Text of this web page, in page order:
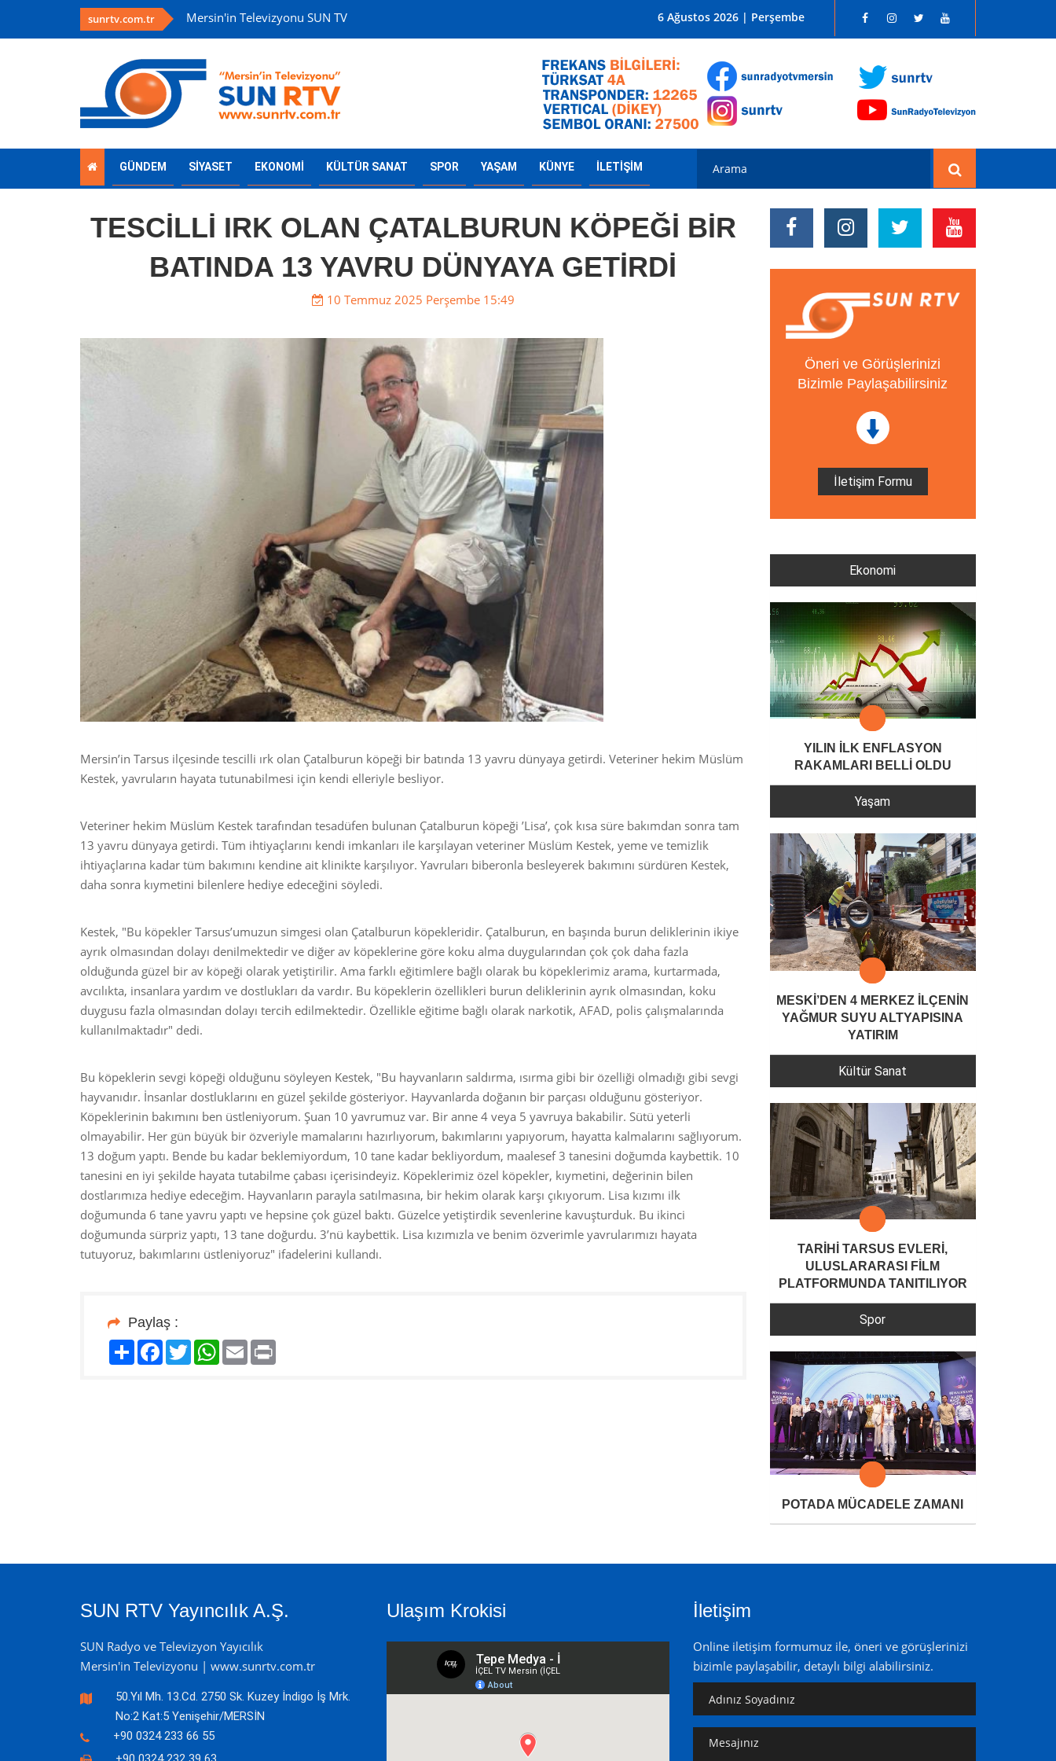
sunrtv.com.tr Mersin'in Televizyonu SUN TV Mersin'in Radyosu SUN RADYO FM 96.1
6 Ağustos 2026 | Perşembe
GÜNDEM SİYASET EKONOMİ KÜLTÜR SANAT SPOR YAŞAM KÜNYE İLETİŞİM
TESCİLLİ IRK OLAN ÇATALBURUN KÖPEĞİ BİR
BATINDA 13 YAVRU DÜNYAYA GETİRDİ
10 Temmuz 2025 Perşembe 15:49
Mersin’in Tarsus ilçesinde tescilli ırk olan Çatalburun köpeği bir batında 13 yavru dünyaya getirdi. Veteriner hekim Müslüm
Kestek, yavruların hayata tutunabilmesi için kendi elleriyle besliyor.
Veteriner hekim Müslüm Kestek tarafından tesadüfen bulunan Çatalburun köpeği ’Lisa’, çok kısa süre bakımdan sonra tam
13 yavru dünyaya getirdi. Tüm ihtiyaçlarını kendi imkanları ile karşılayan veteriner Müslüm Kestek, yeme ve temizlik
ihtiyaçlarına kadar tüm bakımını kendine ait klinikte karşılıyor. Yavruları biberonla besleyerek bakımını sürdüren Kestek,
daha sonra kıymetini bilenlere hediye edeceğini söyledi.
Kestek, "Bu köpekler Tarsus’umuzun simgesi olan Çatalburun köpekleridir. Çatalburun, en başında burun deliklerinin ikiye
ayrık olmasından dolayı denilmektedir ve diğer av köpeklerine göre koku alma duygularından çok çok daha fazla
olduğunda güzel bir av köpeği olarak yetiştirilir. Ama farklı eğitimlere bağlı olarak bu köpeklerimiz arama, kurtarmada,
avcılıkta, insanlara yardım ve dostlukları da vardır. Bu köpeklerin özellikleri burun deliklerinin ayrık olmasından, koku
duygusu fazla olmasından dolayı tercih edilmektedir. Özellikle eğitime bağlı olarak narkotik, AFAD, polis çalışmalarında
kullanılmaktadır" dedi.
Bu köpeklerin sevgi köpeği olduğunu söyleyen Kestek, "Bu hayvanların saldırma, ısırma gibi bir özelliği olmadığı gibi sevgi
hayvanıdır. İnsanlar dostluklarını en güzel şekilde gösteriyor. Hayvanlarda doğanın bir parçası olduğunu gösteriyor.
Köpeklerinin bakımını ben üstleniyorum. Şuan 10 yavrumuz var. Bir anne 4 veya 5 yavruya bakabilir. Sütü yeterli
olmayabilir. Her gün büyük bir özveriyle mamalarını hazırlıyorum, bakımlarını yapıyorum, hayatta kalmalarını sağlıyorum.
13 doğum yaptı. Bende bu kadar beklemiyordum, 10 tane kadar bekliyordum, maalesef 3 tanesini doğumda kaybettik. 10
tanesini en iyi şekilde hayata tutabilme çabası içerisindeyiz. Köpeklerimiz özel köpekler, kıymetini, değerinin bilen
dostlarımıza hediye edeceğim. Hayvanların parayla satılmasına, bir hekim olarak karşı çıkıyorum. Lisa kızımı ilk
doğumunda 6 tane yavru yaptı ve hepsine çok güzel baktı. Güzelce yetiştirdik sevenlerine kavuşturduk. Bu ikinci
doğumunda sürpriz yaptı, 13 tane doğurdu. 3’nü kaybettik. Lisa kızımızla ve benim özverimle yavrularımızı hayata
tutuyoruz, bakımlarını üstleniyoruz" ifadelerini kullandı.
Paylaş :
PaylaşFacebook
TwitterWhatsApp
Email
Öneri ve Görüşlerinizi
Bizimle Paylaşabilirsiniz
İletişim Formu
Ekonomi
YILIN İLK ENFLASYON
RAKAMLARI BELLİ OLDU
Yaşam
MESKİ’DEN 4 MERKEZ İLÇENİN
YAĞMUR SUYU ALTYAPISINA
YATIRIM
Kültür Sanat
TARİHİ TARSUS EVLERİ,
ULUSLARARASI FİLM
PLATFORMUNDA TANITILIYOR
Spor
POTADA MÜCADELE ZAMANI
SUN RTV Yayıncılık A.Ş.
SUN Radyo ve Televizyon Yayıcılık
Mersin'in Televizyonu | www.sunrtv.com.tr
50.Yıl Mh. 13.Cd. 2750 Sk. Kuzey İndigo İş Mrk.
No:2 Kat:5 Yenişehir/MERSİN
+90 0324 233 66 55
Ulaşım Krokisi İletişim
Online iletişim formumuz ile, öneri ve görüşlerinizi
bizimle paylaşabilir, detaylı bilgi alabilirsiniz.